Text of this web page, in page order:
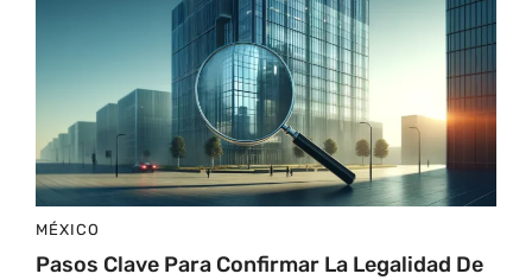
MÉXICO
Pasos Clave Para Confirmar La Legalidad De